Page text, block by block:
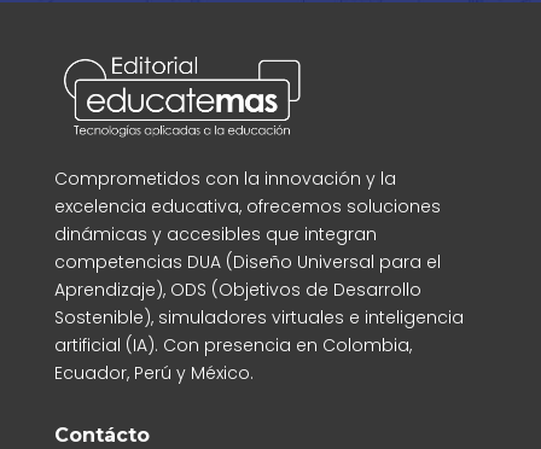
Comprometidos con la innovación y la
excelencia educativa, ofrecemos soluciones
dinámicas y accesibles que integran
competencias DUA (Diseño Universal para el
Aprendizaje), ODS (Objetivos de Desarrollo
Sostenible), simuladores virtuales e inteligencia
artificial (IA). Con presencia en Colombia,
Ecuador, Perú y México.
Contácto